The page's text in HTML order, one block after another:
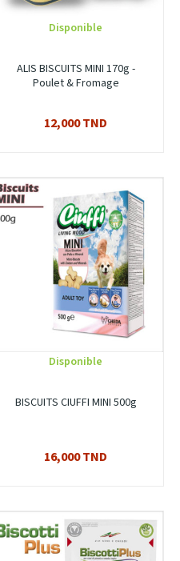
Disponible
ALIS BISCUITS MINI 170g -
Poulet & Fromage
12,000 TND
Disponible
BISCUITS CIUFFI MINI 500g
16,000 TND